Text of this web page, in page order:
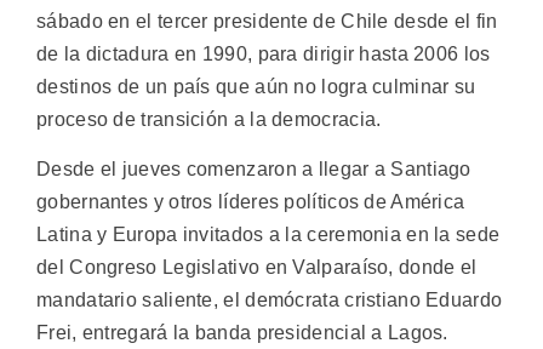
sábado en el tercer presidente de Chile desde el fin
de la dictadura en 1990, para dirigir hasta 2006 los
destinos de un país que aún no logra culminar su
proceso de transición a la democracia.
Desde el jueves comenzaron a llegar a Santiago
gobernantes y otros líderes políticos de América
Latina y Europa invitados a la ceremonia en la sede
del Congreso Legislativo en Valparaíso, donde el
mandatario saliente, el demócrata cristiano Eduardo
Frei, entregará la banda presidencial a Lagos.